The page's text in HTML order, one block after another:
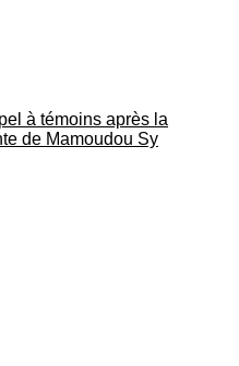
à témoins après la
de Mamoudou Sy